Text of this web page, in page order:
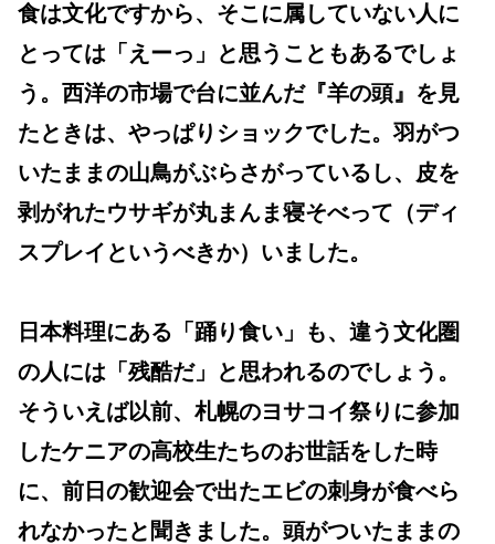
食は文化ですから、そこに属していない人に
とっては「えーっ」と思うこともあるでしょ
う。西洋の市場で台に並んだ『羊の頭』を見
たときは、やっぱりショックでした。羽がつ
いたままの山鳥がぶらさがっているし、皮を
剥がれたウサギが丸まんま寝そべって（ディ
スプレイというべきか）いました。
日本料理にある「踊り食い」も、違う文化圏
の人には「残酷だ」と思われるのでしょう。
そういえば以前、札幌のヨサコイ祭りに参加
したケニアの高校生たちのお世話をした時
に、前日の歓迎会で出たエビの刺身が食べら
れなかったと聞きました。頭がついたままの